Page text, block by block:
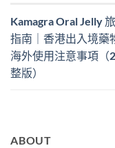
Kamagra Oral Jelly
指南｜香港出入境藥
海外使用注意事項（
整版）
ABOUT